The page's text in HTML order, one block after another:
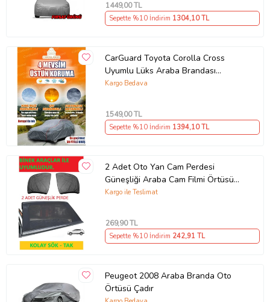
1449,00 TL
Sepette %10 İndirim 1304,10 TL
CarGuard Toyota Corolla Cross
Uyumlu Lüks Araba Brandası
Miflonlu Branda Oto Çadır Örtü
Kargo Bedava
1549,00 TL
Sepette %10 İndirim 1394,10 TL
2 Adet Oto Yan Cam Perdesi
Güneşliği Araba Cam Filmi Örtüsü
Anne Bebek Emzirme Kılıfı Araç
Kargo ile Teslimat
269,90 TL
Sepette %10 İndirim 242,91 TL
Peugeot 2008 Araba Branda Oto
Örtüsü Çadır